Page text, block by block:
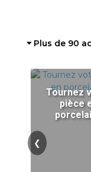
⏷ Plus de 90
Tournez
pièce
❮